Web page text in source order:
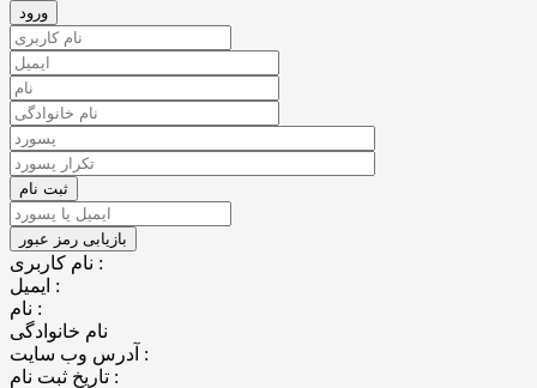
نام کاربری :
ایمیل :
نام :
نام خانوادگی
آدرس وب سایت :
تاریخ ثبت نام :